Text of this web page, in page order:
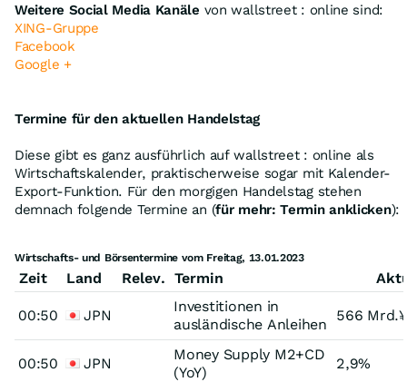
Weitere Social Media Kanäle von wallstreet : online sind:
XING-Gruppe
Facebook
Google +
Termine für den aktuellen Handelstag
Diese gibt es ganz ausführlich auf wallstreet : online als
Wirtschaftskalender, praktischerweise sogar mit Kalender-
Export-Funktion. Für den morgigen Handelstag stehen
demnach folgende Termine an (für mehr: Termin anklicken):
Wirtschafts- und Börsentermine vom Freitag, 13.01.2023
Zeit Land Relev. Termin
00:50 JPN
Investitionen in
ausländische Anleihen
566 Mrd.¥
00:50 JPN
Money Supply M2+CD
(YoY)
2,9%